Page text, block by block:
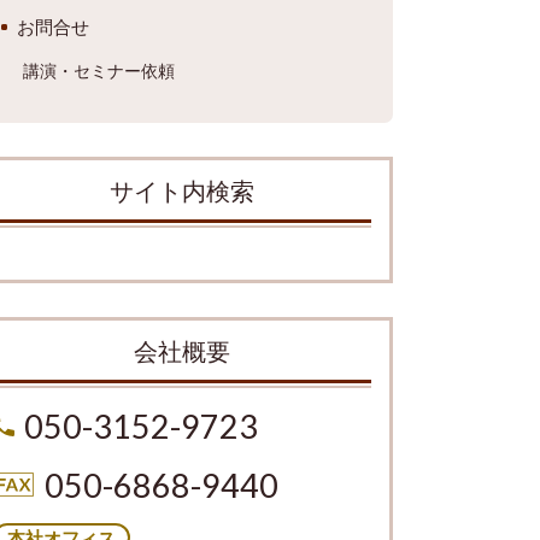
お問合せ
講演・セミナー依頼
サイト内検索
会社概要
050-3152-9723
050-6868-9440